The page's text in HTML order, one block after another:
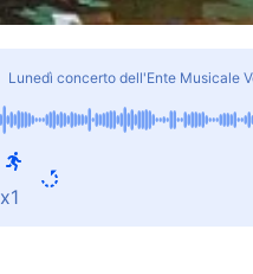
Lunedì concerto dell'Ente Musicale
x1